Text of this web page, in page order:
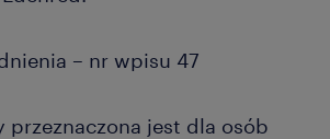
– nr wpisu 47
przeznaczona jest dla osób